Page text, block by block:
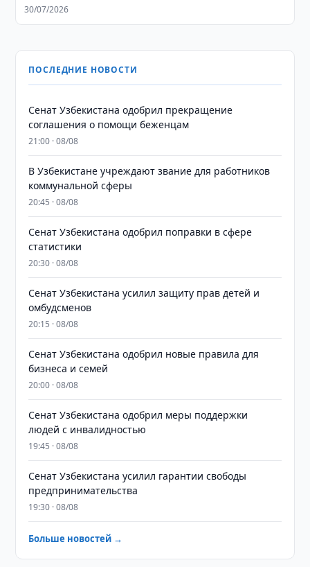
30/07/2026
ПОСЛЕДНИЕ НОВОСТИ
Сенат Узбекистана одобрил прекращение
соглашения о помощи беженцам
21:00 · 08/08
В Узбекистане учреждают звание для работников
коммунальной сферы
20:45 · 08/08
Сенат Узбекистана одобрил поправки в сфере
статистики
20:30 · 08/08
Сенат Узбекистана усилил защиту прав детей и
омбудсменов
20:15 · 08/08
Сенат Узбекистана одобрил новые правила для
бизнеса и семей
20:00 · 08/08
Сенат Узбекистана одобрил меры поддержки
людей с инвалидностью
19:45 · 08/08
Сенат Узбекистана усилил гарантии свободы
предпринимательства
19:30 · 08/08
Больше новостей →